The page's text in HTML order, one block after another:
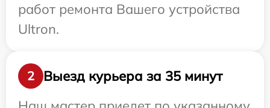
работ ремонта Вашего устройства
Ultron.
2
Выезд курьера за 35 минут